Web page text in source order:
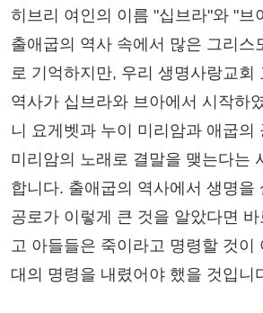
히브리 여인의 이름 "십브라"와 "브
출애굽의 역사 속에서 많은 그리스
로 기억하지만, 우리 생명사랑교회
역사가 십브라와 브아에서 시작하
니 요게벳과 누이 미리암과 애굽의
미리암의 노래로 결말을 맺는다는
합니다. 출애굽의 역사에서 생명을
공로가 이렇게 큰 것을 알았다면 바
고 아들들은 죽이라고 명령할 것이
대의 명령을 내렸어야 했을 것입니